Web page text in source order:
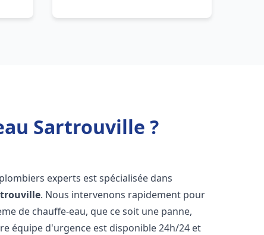
Sartrouville ?
experts est spécialisée dans
. Nous intervenons rapidement pour
de chauffe-eau, que ce soit une panne,
équipe d'urgence est disponible 24h/24 et